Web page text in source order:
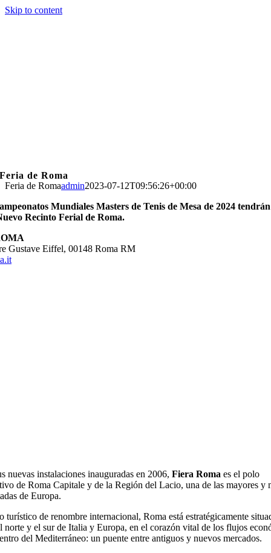
Skip to content
Feria de Roma
Feria de Romaadmin2023-07-12T09:56:26+00:00
Mundiales Masters de Tenis de Mesa de 2024
Recinto Ferial de Roma.
Gustave Eiffel, 00148 Roma RM
nuevas instalaciones inauguradas en 2006, Fiera Roma es el polo
de Roma Capitale y de la Región del Lacio, una de las mayores y
de Europa.
turístico de renombre internacional, Roma está estratégicamente
norte y el sur de Italia y Europa, en el corazón vital de los flujos
del Mediterráneo: un puente entre antiguos y nuevos mercados.